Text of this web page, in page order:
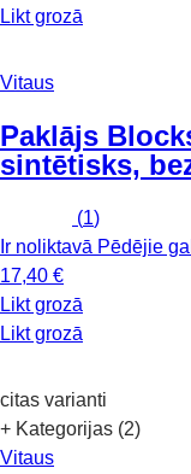
Likt grozā
Vitaus
Paklājs
sintētisks,
(1)
Ir noliktavā Pēdējie
17,40 €
Likt grozā
Likt grozā
citas varianti
+ Kategorijas (2)
Vitaus